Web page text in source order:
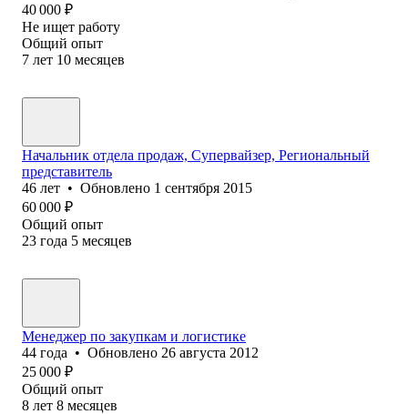
40 000 ₽
Не ищет работу
Общий опыт
7 лет 10 месяцев
Начальник отдела продаж, Супервайзер, Региональный
представитель
46 лет • Обновлено 1 сентября 2015
60 000 ₽
Общий опыт
23 года 5 месяцев
Менеджер по закупкам и логистике
44 года • Обновлено 26 августа 2012
25 000 ₽
Общий опыт
8 лет 8 месяцев